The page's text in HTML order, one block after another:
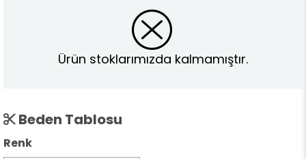
Ürün stoklarımızda kalmamıştır.
Beden Tablosu
Renk